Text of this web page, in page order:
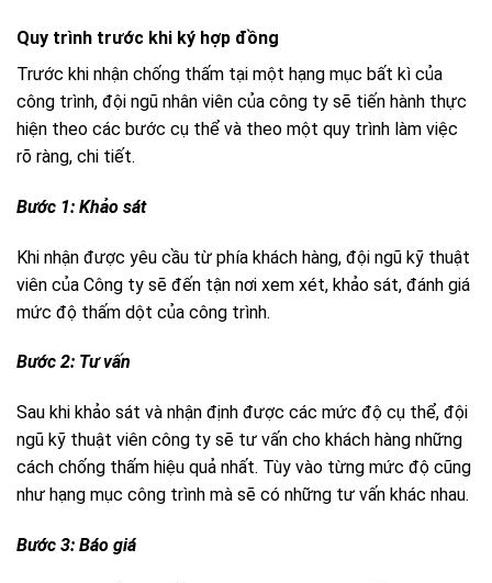
Quy trình trước khi ký hợp đồng
Trước khi nhận chống thấm tại một hạng mục bất kì của
công trình, đội ngũ nhân viên của công ty sẽ tiến hành thực
hiện theo các bước cụ thể và theo một quy trình làm việc
rõ ràng, chi tiết.
Bước 1: Khảo sát
Khi nhận được yêu cầu từ phía khách hàng, đội ngũ kỹ thuật
viên của Công ty sẽ đến tận nơi xem xét, khảo sát, đánh giá
mức độ thấm dột của công trình.
Bước 2: Tư vấn
Sau khi khảo sát và nhận định được các mức độ cụ thể, đội
ngũ kỹ thuật viên công ty sẽ tư vấn cho khách hàng những
cách chống thấm hiệu quả nhất. Tùy vào từng mức độ cũng
như hạng mục công trình mà sẽ có những tư vấn khác nhau.
Bước 3: Báo giá